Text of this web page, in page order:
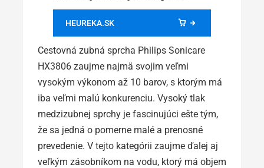
HEUREKA.SK
Cestovná zubná sprcha Philips Sonicare
HX3806 zaujme najmä svojim veľmi
vysokým výkonom až 10 barov, s ktorým má
iba veľmi malú konkurenciu. Vysoký tlak
medzizubnej sprchy je fascinujúci ešte tým,
že sa jedná o pomerne malé a prenosné
prevedenie. V tejto kategórii zaujme ďalej aj
veľkým zásobníkom na vodu, ktorý má objem